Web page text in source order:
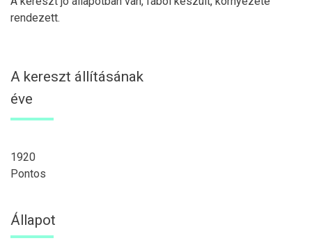
rendezett.
A kereszt állításának
éve
1920
Pontos
Állapot